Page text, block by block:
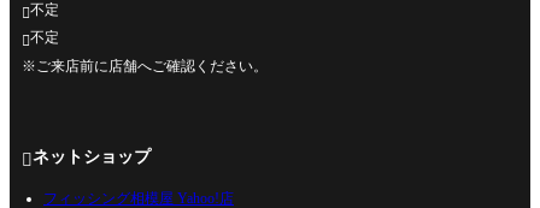
不定
不定
※ご来店前に店舗へご確認ください。
ネットショップ
フィッシング相模屋 Yahoo!店